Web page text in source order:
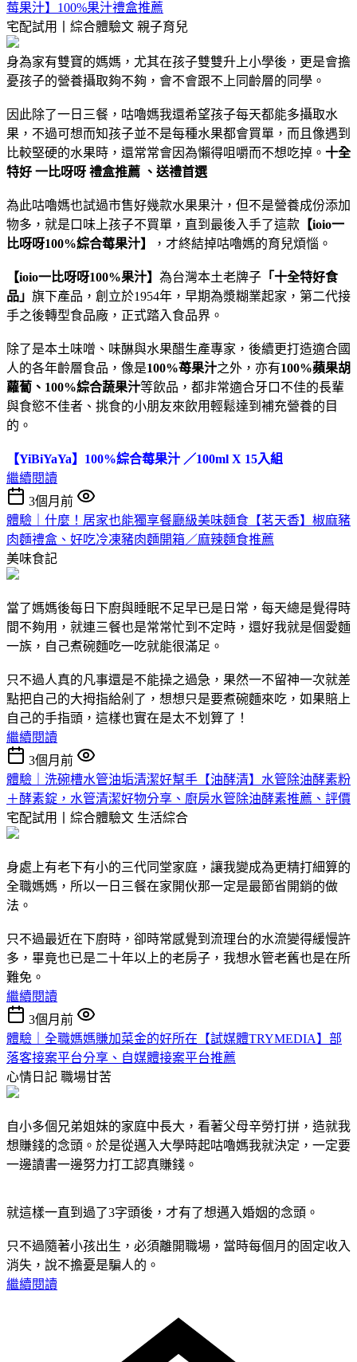
莓果汁】100%果汁禮盒推薦
宅配試用丨綜合體驗文 親子育兒
身為家有雙寶的媽媽，尤其在孩子雙雙升上小學後，更是會擔
憂孩子的營養攝取夠不夠，會不會跟不上同齡層的同學。
因此除了一日三餐，咕嚕媽我還希望孩子每天都能多攝取水
果，不過可想而知孩子並不是每種水果都會買單，而且像遇到
比較堅硬的水果時，還常常會因為懶得咀嚼而不想吃掉。 十全
特好 一比呀呀 禮盒推薦 、送禮首選
為此咕嚕媽也試過市售好幾款水果果汁，但不是營養成份添加
物多，就是口味上孩子不買單，直到最後入手了這款 【ioio一
比呀呀100%綜合莓果汁】
，才終結掉咕嚕媽的育兒煩惱。
【ioio一比呀呀100%果汁】 為台灣本土老牌子 「十全特好食
品」 旗下產品，創立於1954年，早期為漿糊業起家，第二代接
手之後轉型食品廠，正式踏入食品界。
除了是本土味噌、味醂與水果醋生產專家，後續更打造適合國
人的各年齡層食品，像是100%苺果汁之外，亦有100%蘋果胡
蘿蔔、100%綜合蔬果汁等飲品，都非常適合牙口不佳的長輩
與食慾不佳者、挑食的小朋友來飲用輕鬆達到補充營養的目
的。
【YiBiYaYa】100%綜合莓果汁 ／100ml X 15入組
繼續閱讀
3個月前
體驗｜什麼！居家也能獨享餐廳級美味麵食【茗天香】椒麻豬
肉麵禮盒、好吃冷凍豬肉麵開箱／麻辣麵食推薦
美味食記
當了媽媽後每日下廚與睡眠不足早已是日常，每天總是覺得時
間不夠用，就連三餐也是常常忙到不定時，還好我就是個愛麵
一族，自己煮碗麵吃一吃就能很滿足。
只不過人真的凡事還是不能操之過急，果然一不留神一次就差
點把自己的大拇指給剁了，想想只是要煮碗麵來吃，如果賠上
自己的手指頭，這樣也實在是太不划算了！
繼續閱讀
3個月前
體驗｜洗碗槽水管油垢清潔好幫手【油酵清】水管除油酵素粉
＋酵素錠，水管清潔好物分享、廚房水管除油酵素推薦、評價
宅配試用丨綜合體驗文 生活綜合
身處上有老下有小的三代同堂家庭，讓我變成為更精打細算的
全職媽媽，所以一日三餐在家開伙那一定是最節省開銷的做
法。
只不過最近在下廚時，卻時常感覺到流理台的水流變得緩慢許
多，畢竟也已是二十年以上的老房子，我想水管老舊也是在所
難免。
繼續閱讀
3個月前
體驗｜全職媽媽賺加菜金的好所在【試媒體TRYMEDIA】部
落客接案平台分享、自媒體接案平台推薦
心情日記 職場甘苦
自小多個兄弟姐妹的家庭中長大，看著父母辛勞打拼，造就我
想賺錢的念頭。於是從邁入大學時起咕嚕媽我就決定，一定要
一邊讀書一邊努力打工認真賺錢。
就這樣一直到過了3字頭後，才有了想邁入婚姻的念頭。
只不過隨著小孩出生，必須離開職場，當時每個月的固定收入
消失，說不擔憂是騙人的。
繼續閱讀